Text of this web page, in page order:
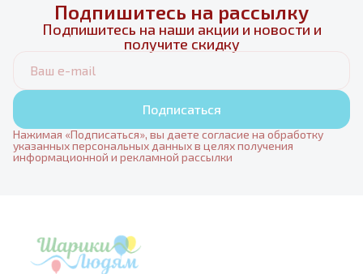
Подпишитесь на рассылку
Подпишитесь на наши акции и новости и
получите скидку
Подписаться
Нажимая «Подписаться», вы даете согласие на обработку
указанных персональных данных в целях получения
информационной и рекламной рассылки